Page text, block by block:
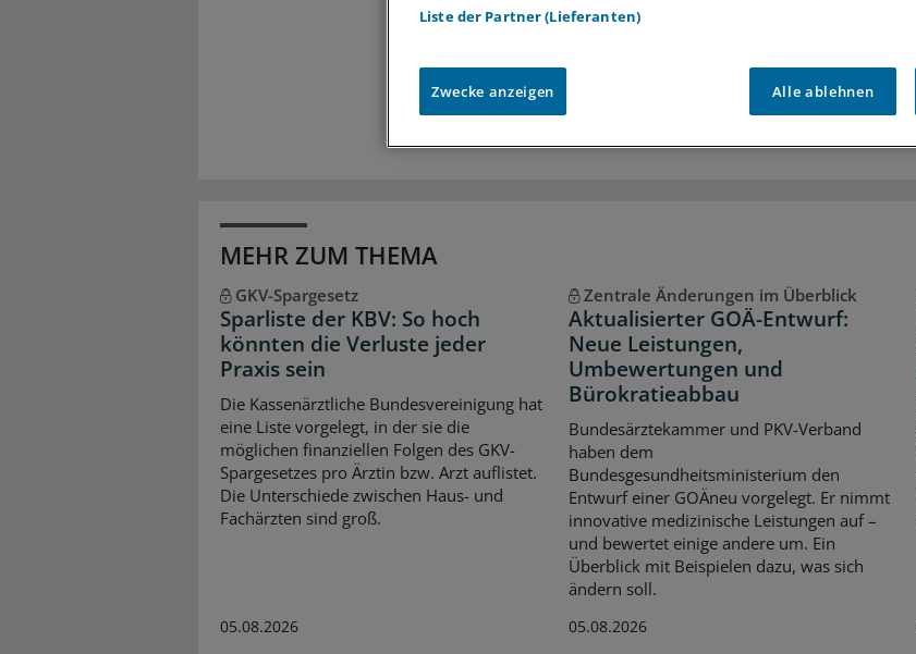
MehrAnalysen, Hintergründe und Infografiken
Voraussetzungen für den Zugang
MEHR ZUM THEMA
GKV-Spargesetz
Sparliste der KBV: So hoch
könnten die Verluste jeder
Praxis sein
Die Kassenärztliche Bundesvereinigung hat
eine Liste vorgelegt, in der sie die
möglichen finanziellen Folgen des GKV-
Spargesetzes pro Ärztin bzw. Arzt auflistet.
Die Unterschiede zwischen Haus- und
Fachärzten sind groß.
05.08.2026
Zentrale Änderungen im Überblick
Aktualisierter GOÄ-Entwurf:
Neue Leistungen,
Umbewertungen und
Bürokratieabbau
Bundesärztekammer und PKV-Verband
haben dem
Bundesgesundheitsministerium den
Entwurf einer GOÄneu vorgelegt. Er nimmt
innovative medizinische Leistungen auf –
und bewertet einige andere um. Ein
Überblick mit Beispielen dazu, was sich
ändern soll.
05.08.2026
Liste der Partner (Lieferanten)
Zwecke anzeigen Alle ablehnen